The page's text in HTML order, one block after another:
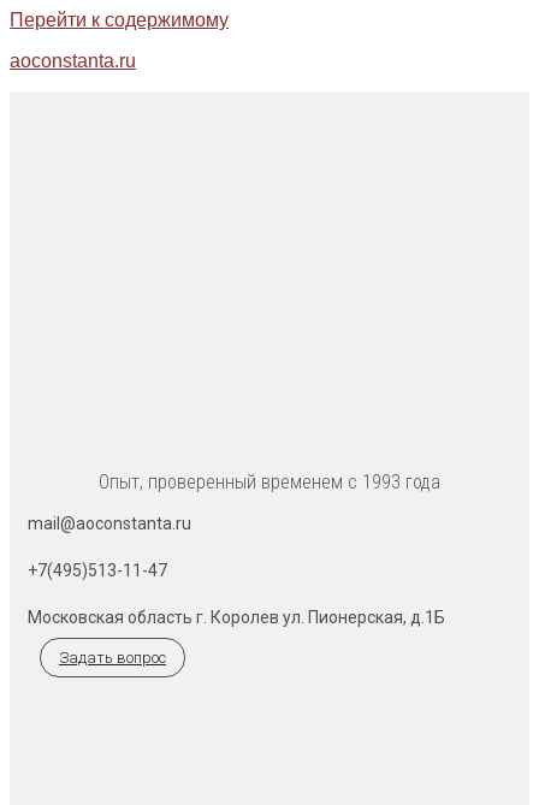
Перейти к содержимому
aoconstanta.ru
Опыт, проверенный временем с 1993 года
mail@aoconstanta.ru
+7(495)513-11-47
Московская область г. Королев ул. Пионерская, д.1Б
Задать вопрос